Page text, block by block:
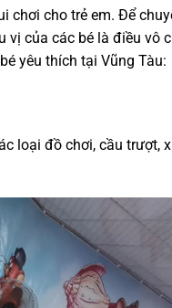
chơi cho trẻ em. Để
của các bé là điều vô
yêu thích tại Vũng Tàu:
loại đồ chơi, cầu trượt,